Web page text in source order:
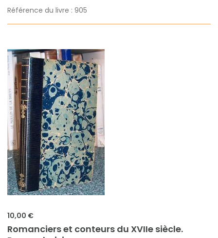
Référence du livre : 905
10,00 €
Romanciers et conteurs du XVIIe siècle.